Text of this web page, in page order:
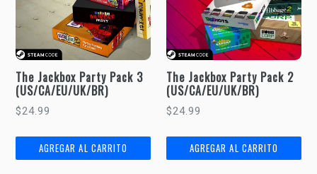
The Jackbox Party Pack 3
(US/CA/EU/UK/BR)
Precio
$24.99
The Jackbox Party Pack 2
(US/CA/EU/UK/BR)
Precio
$24.99